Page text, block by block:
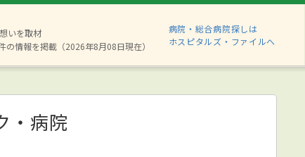
いを取材
情報を掲載（2026年8月08日現在）
病院・総合病院探しは
ホスピタルズ・ファイルへ
・病院